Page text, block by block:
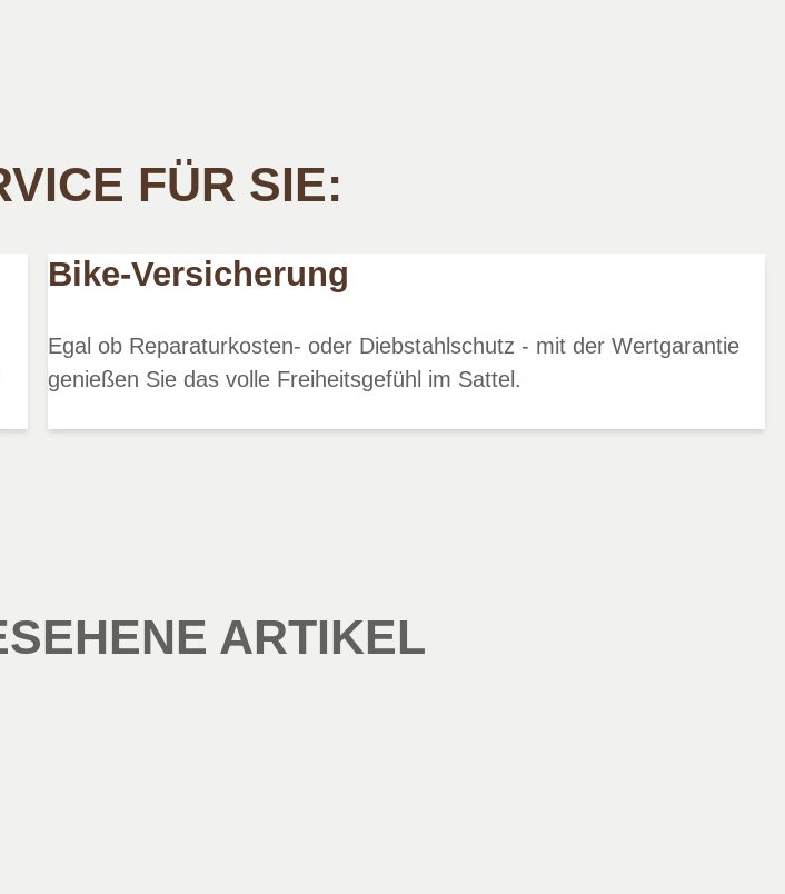
FÜR SIE:
Bike-Versicherung
Egal ob Reparaturkosten- oder Diebstahlschutz - mit der Wertgarantie
genießen Sie das volle Freiheitsgefühl im Sattel.
ARTIKEL